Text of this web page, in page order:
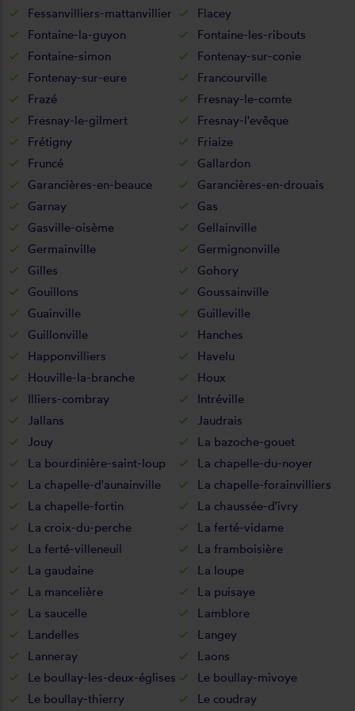
Fessanvilliers-mattanvillier
Flacey
Fontaine-la-guyon
Fontaine-les-ribouts
Fontaine-simon
Fontenay-sur-conie
Fontenay-sur-eure
Francourville
Frazé
Fresnay-le-comte
Fresnay-le-gilmert
Fresnay-l'evêque
Frétigny
Friaize
Fruncé
Gallardon
Garancières-en-beauce
Garancières-en-drouais
Garnay
Gas
Gasville-oisème
Gellainville
Germainville
Germignonville
Gilles
Gohory
Gouillons
Goussainville
Guainville
Guilleville
Guillonville
Hanches
Happonvilliers
Havelu
Houville-la-branche
Houx
Illiers-combray
Intréville
Jallans
Jaudrais
Jouy
La bazoche-gouet
La bourdinière-saint-loup
La chapelle-du-noyer
La chapelle-d'aunainville
La chapelle-forainvilliers
La chapelle-fortin
La chaussée-d'ivry
La croix-du-perche
La ferté-vidame
La ferté-villeneuil
La framboisière
La gaudaine
La loupe
La mancelière
La puisaye
La saucelle
Lamblore
Landelles
Langey
Lanneray
Laons
Le boullay-les-deux-églises
Le boullay-mivoye
Le boullay-thierry
Le coudray